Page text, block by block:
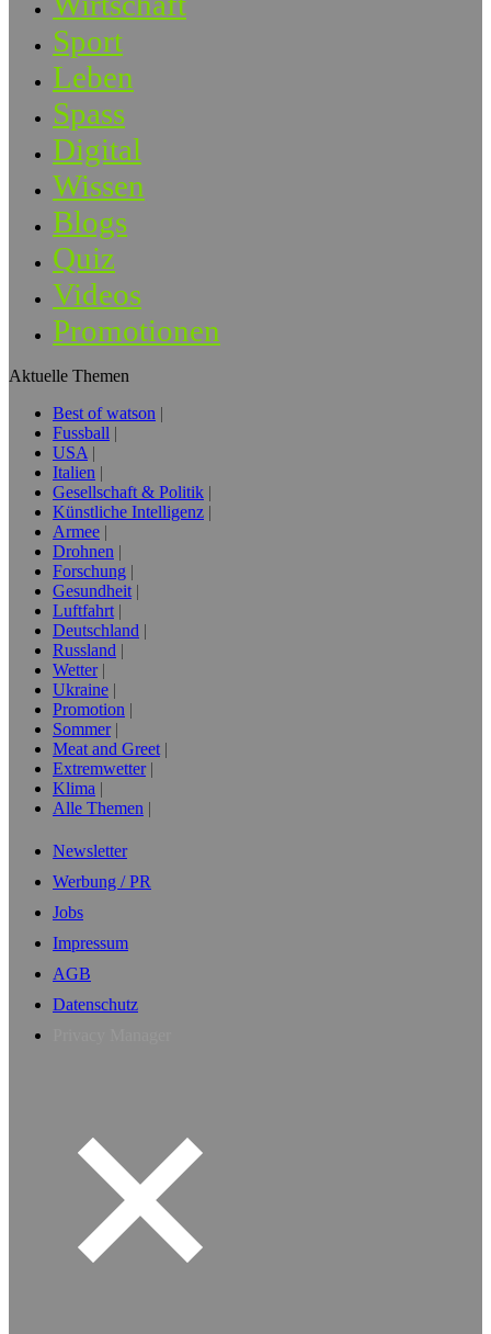
Sport
Leben
Spass
Digital
Wissen
Blogs
Quiz
Videos
Promotionen
Aktuelle Themen
Best of watson
Fussball
USA
Italien
Gesellschaft & Politik
Künstliche Intelligenz
Armee
Drohnen
Forschung
Gesundheit
Luftfahrt
Deutschland
Russland
Wetter
Ukraine
Promotion
Sommer
Meat and Greet
Extremwetter
Klima
Alle Themen
Newsletter
Werbung / PR
Jobs
Impressum
AGB
Datenschutz